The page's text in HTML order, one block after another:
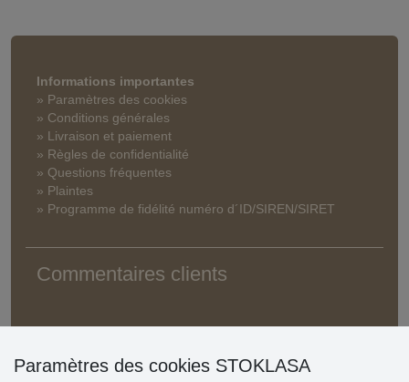
Informations importantes
» Paramètres des cookies
» Conditions générales
» Livraison et paiement
» Règles de confidentialité
» Questions fréquentes
» Plaintes
» Programme de fidélité numéro d´ID/SIREN/SIRET
Commentaires clients
Paramètres des cookies STOKLASA